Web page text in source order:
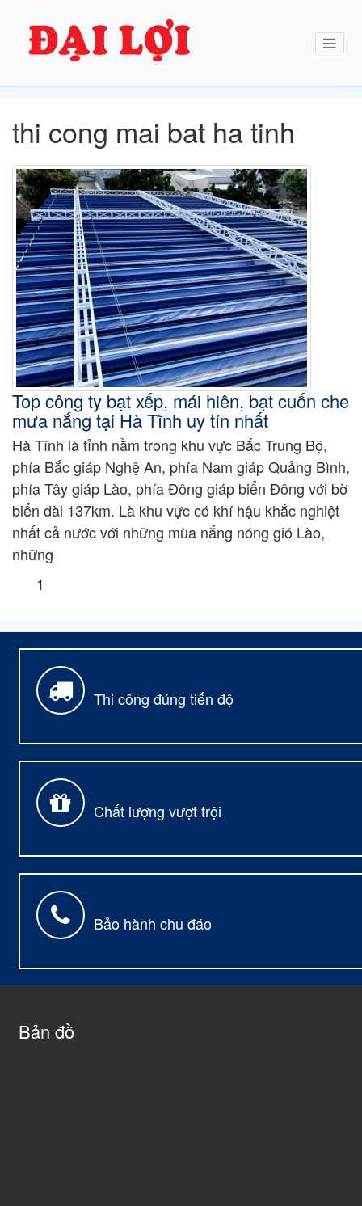
thi cong mai bat ha tinh
Top công ty bạt xếp, mái hiên, bạt cuốn che
mưa nắng tại Hà Tĩnh uy tín nhất
Hà Tĩnh là tỉnh nằm trong khu vực Bắc Trung Bộ,
phía Bắc giáp Nghệ An, phía Nam giáp Quảng Bình,
phía Tây giáp Lào, phía Đông giáp biển Đông với bờ
biển dài 137km. Là khu vực có khí hậu khắc nghiệt
nhất cả nước với những mùa nắng nóng gió Lào,
những
1
Thi công đúng tiến độ
Chất lượng vượt trội
Bảo hành chu đáo
Bản đồ